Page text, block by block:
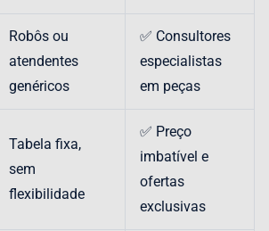
Robôs ou
atendentes
genéricos
✅ Consultores
especialistas
em peças
Tabela fixa,
sem
flexibilidade
✅ Preço
imbatível e
ofertas
exclusivas